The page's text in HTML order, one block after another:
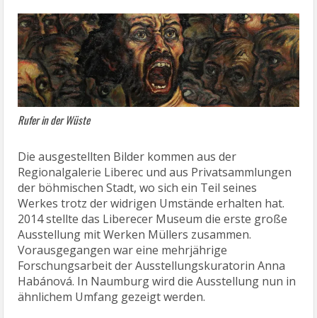
Rufer in der Wüste
Die ausgestellten Bilder kommen aus der
Regionalgalerie Liberec und aus Privatsammlungen
der böhmischen Stadt, wo sich ein Teil seines
Werkes trotz der widrigen Umstände erhalten hat.
2014 stellte das Liberecer Museum die erste große
Ausstellung mit Werken Müllers zusammen.
Vorausgegangen war eine mehrjährige
Forschungsarbeit der Ausstellungskuratorin Anna
Habánová. In Naumburg wird die Ausstellung nun in
ähnlichem Umfang gezeigt werden.